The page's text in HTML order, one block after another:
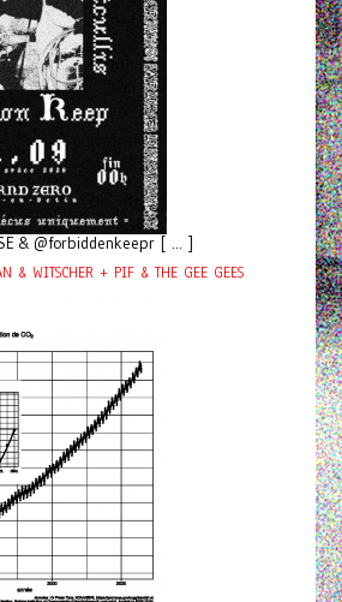
& @forbiddenkeepr [ ... ]
& WITSCHER + PIF & THE GEE GEES